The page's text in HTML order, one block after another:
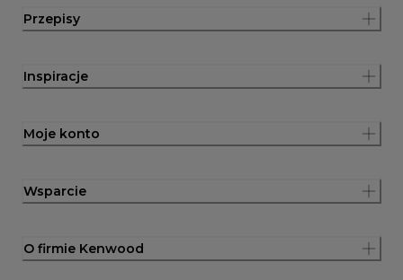
Przepisy
Inspiracje
Moje konto
Wsparcie
O firmie Kenwood